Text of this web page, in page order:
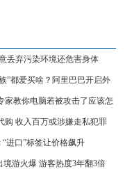
丢弃污染环境还危害身体
”都爱买啥？阿里巴巴开启外
家教你电脑若被攻击了应该怎
购 收入百万或涉嫌走私犯罪
进口”标签让价格飙升
境游火爆 游客热度3年翻3倍